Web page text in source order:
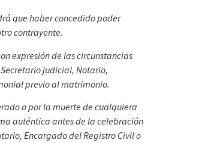
que haber concedido poder
contrayente.
expresión de las circunstancias
judicial, Notario,
previo al matrimonio.
o por la muerte de cualquiera
auténtica antes de la celebración
Encargado del Registro Civil o